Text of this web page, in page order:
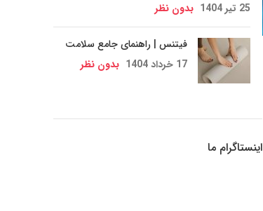
25 تیر 1404
بدون نظر
فیتنس | راهنمای جامع سلامت
17 خرداد 1404
بدون نظر
اینستاگرام ما